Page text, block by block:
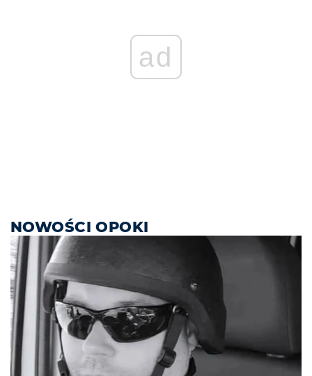
ad
NOWOŚCI OPOKI